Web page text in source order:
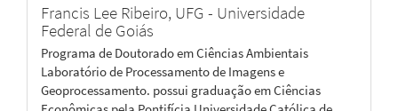
Francis Lee Ribeiro, UFG - Universidade
Federal de Goiás
Programa de Doutorado em Ciências Ambientais
Laboratório de Processamento de Imagens e
Geoprocessamento. possui graduação em Ciências